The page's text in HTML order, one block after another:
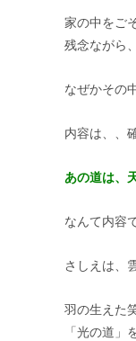
家の中をご
残念ながら
なぜかその
内容は、、
あの道は、
なんて内容
さしえは、
羽の生えた
「光の道」